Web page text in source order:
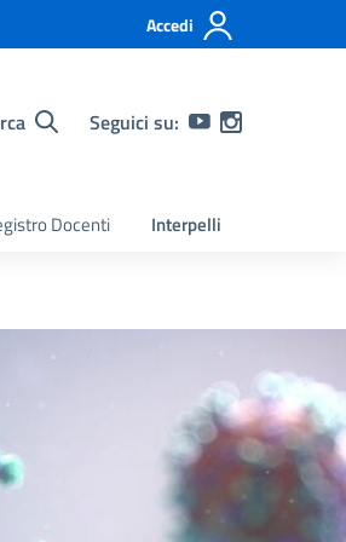
Accedi
Seguici su:
Docenti Interpelli